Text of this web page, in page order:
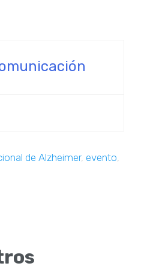
de Alzheimer,evento,